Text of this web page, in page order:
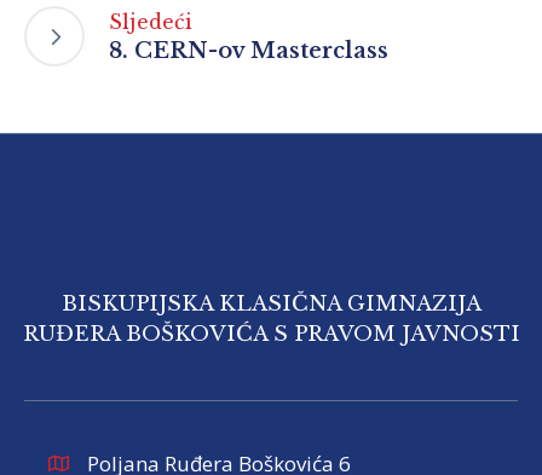
Sljedeći
8. CERN-ov Masterclass
BISKUPIJSKA KLASIČNA GIMNAZIJA
RUĐERA BOŠKOVIĆA S PRAVOM JAVNOSTI
Poljana Ruđera Boškovića 6